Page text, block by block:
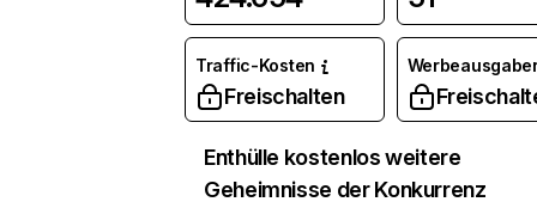
Traffic-Kosten
Freischalten
Enthülle kostenlos weitere
Geheimnisse der Konkurrenz